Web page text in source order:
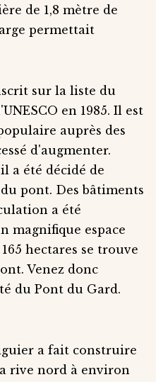
de 1,8 mètre de
permettait
sur la liste du
en 1985. Il est
auprès des
d'augmenter.
a été décidé de
pont. Des bâtiments
a été
magnifique espace
hectares se trouve
Venez donc
du Pont du Gard.
a fait construire
rive nord à environ